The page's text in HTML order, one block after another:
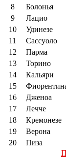
8
Болонья
9
Лацио
10
Удинезе
11
Сассуоло
12
Парма
13
Торино
14
Кальяри
15
16
Дженоа
17
Лечче
18
Кремонезе
19
Верона
20
Пиза